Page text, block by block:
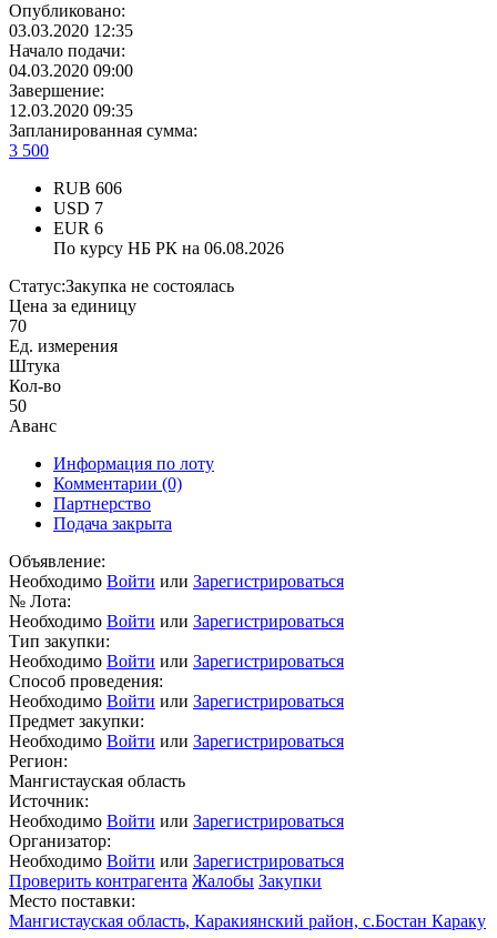
Опубликовано:
03.03.2020 12:35
Начало подачи:
04.03.2020 09:00
Завершение:
12.03.2020 09:35
Запланированная сумма:
3 500
RUB 606
USD 7
EUR 6
По курсу НБ РК на 06.08.2026
Статус:Закупка не состоялась
Цена за единицу
70
Ед. измерения
Штука
Кол-во
50
Аванс
Информация по лоту
Комментарии (0)
Партнерство
Подача закрыта
Объявление:
Необходимо Войти или Зарегистрироваться
№ Лота:
Необходимо Войти или Зарегистрироваться
Тип закупки:
Необходимо Войти или Зарегистрироваться
Способ проведения:
Необходимо Войти или Зарегистрироваться
Предмет закупки:
Необходимо Войти или Зарегистрироваться
Регион:
Мангистауская область
Источник:
Необходимо Войти или Зарегистрироваться
Организатор:
Необходимо Войти или Зарегистрироваться
Проверить контрагента Жалобы Закупки
Место поставки:
Мангистауская область, Каракиянский район, с.Бостан Караку